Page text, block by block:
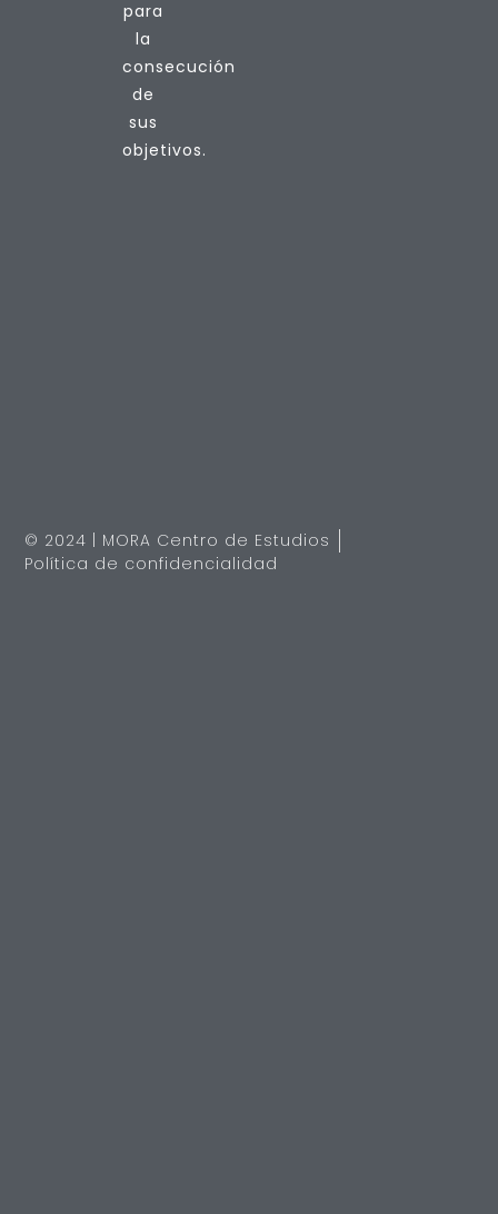
para
la
consecución
de
sus
objetivos.
© 2024 | MORA Centro de Estudios
Política de confidencialidad